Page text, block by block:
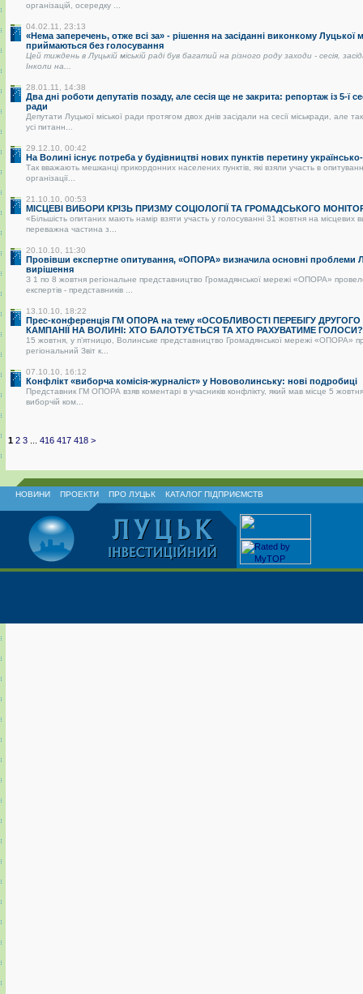
організацій, осередку ...
04.02.11, 23:13
«Нема заперечень, отже всі за» - рішення на засіданні виконкому Луцької
приймаються без голосування
Цей тиждень в Луцькій міській раді був багатий на різного роду заходи - сесія,
Інколи на...
28.01.11, 14:38
Два дні роботи депутатів позаду, але сесія ще не закрита: репортаж із 5-ї
ради
Депутати Луцької міської ради протягом двох днів засідали на сесії міськради, але
усі питанн...
29.12.10, 00:42
На Волині існує потреба у будівництві нових пунктів перетину
Так вважають мешканці прикордонних населених пунктів, які взяли участь в
організації...
21.10.10, 00:53
МІСЦЕВІ ВИБОРИ КРІЗЬ ПРИЗМУ СОЦІОЛОГІЇ ТА ГРОМАДСЬКОГО
«Більшість опитаних мають намір взяти участь у голосуванні 31 жовтня на місцевих
переважна частина з...
20.10.10, 11:30
Провівши експертне опитування, «ОПОРА» визначила основні проблеми
вирішення
З 1 по 8 жовтня регіональне представництво Громадянської мережі «ОПОРА»
експертів - представників ...
13.10.10, 18:22
Прес-конференція ГМ ОПОРА на тему «ОСОБЛИВОСТІ ПЕРЕБІГУ
КАМПАНІЇ НА ВОЛИНІ: ХТО БАЛОТУЄТЬСЯ ТА ХТО РАХУВАТИМЕ
15 жовтня, у п’ятницю, Волинське представництво Громадянської мережі «ОПОРА»
регіональний Звіт к...
07.10.10, 16:12
Конфлікт «виборча комісія-журналіст» у Нововолинську: нові подробиці
Представник ГМ ОПОРА взяв коментарі в учасників конфлікту, який мав місце 5 жовтня
виборчій ком...
1 2 3 416 417 418 >
НОВИНИ ПРОЕКТИ ПРО ЛУЦЬК КАТАЛОГ ПІДПРИЄМСТВ